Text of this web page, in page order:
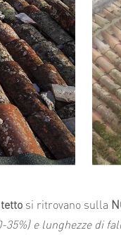
si ritrovano sulla
e lunghezze di